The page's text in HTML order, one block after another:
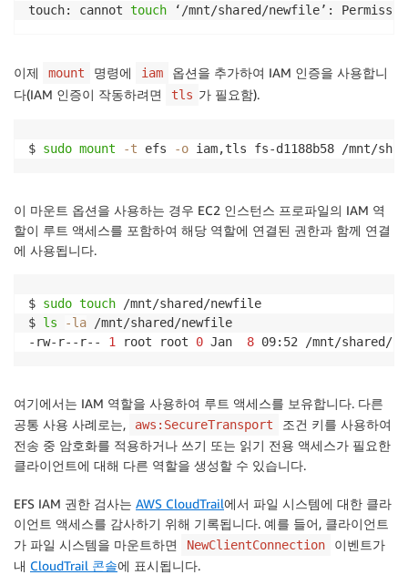
touch: cannot touch ‘/mnt/shared/newfile’:
이제 mount 명령에 iam
옵션을 추가하여 IAM 인증을 사용합니
다(IAM 인증이 작동하려면
tls 가 필요함).
$ sudo mount -t efs -o iam,tls fs-d1188b58 /mnt/
이 마운트 옵션을 사용하는 경우 EC2 인스턴스 프로파일의 IAM 역
할이 루트 액세스를 포함하여 해당 역할에 연결된 권한과 함께 연결
에 사용됩니다.
$ sudo touch /mnt/shared/newfile
$ ls -la /mnt/shared/newfile
-rw-r--r-- 1 root root 0 Jan 8 09:52 /mnt/shared/
여기에서는 IAM 역할을 사용하여 루트 액세스를 보유합니다. 다른
공통 사용 사례로는,
aws:SecureTransport
조건 키를 사용하여
전송 중 암호화를 적용하거나 쓰기 또는 읽기 전용 액세스가 필요한
클라이언트에 대해 다른 역할을 생성할 수 있습니다.
EFS IAM 권한 검사는 AWS CloudTrail에서 파일 시스템에 대한 클라
이언트 액세스를 감사하기 위해 기록됩니다. 예를 들어, 클라이언트
가 파일 시스템을 마운트하면
NewClientConnection
이벤트가
내 CloudTrail 콘솔에 표시됩니다.